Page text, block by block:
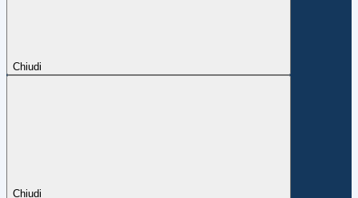
Chiudi
Chiudi